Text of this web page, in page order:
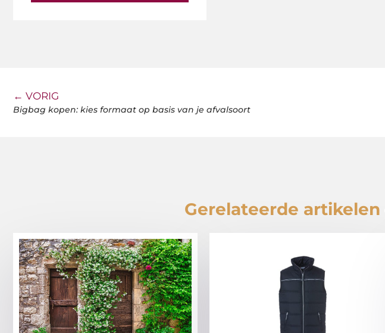
← VORIG
Bigbag kopen: kies formaat op basis van je afvalsoort
Gerelateerde artikelen